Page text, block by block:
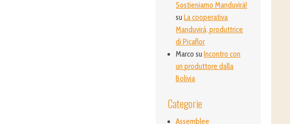
Sostieniamo Manduvirà!
suLa cooperativa
Manduvirà, produttrice
di Picaflor
Marco suIncontro con
un produttore dalla
Bolivia
Categorie
Assemblee